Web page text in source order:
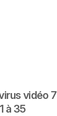
vidéo 7
à 35